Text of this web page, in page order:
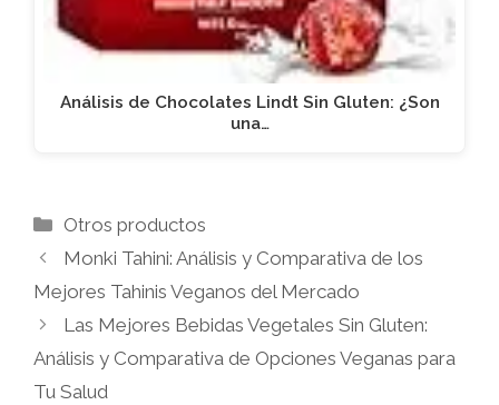
Análisis de Chocolates Lindt Sin Gluten: ¿Son
una…
Categorías
Otros productos
Monki Tahini: Análisis y Comparativa de los
Mejores Tahinis Veganos del Mercado
Las Mejores Bebidas Vegetales Sin Gluten:
Análisis y Comparativa de Opciones Veganas para
Tu Salud